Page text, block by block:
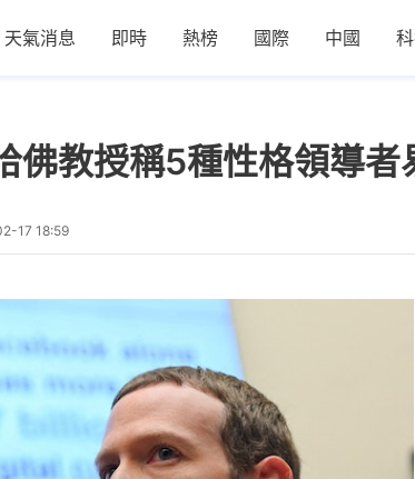
天氣消息 即時 熱榜 國際 中國
佛教授稱5種性格領導
17 18:59